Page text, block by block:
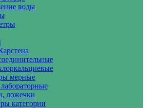
воды
мерные
ложечки
категории